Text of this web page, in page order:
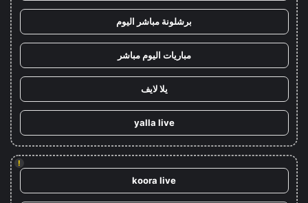
برشلونة مباشر اليوم
مباريات اليوم مباشر
يلا لايف
yalla live
!
koora live